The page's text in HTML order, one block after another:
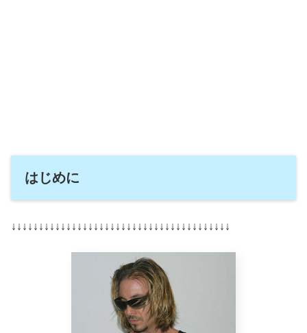
はじめに
↓↓↓↓↓↓↓↓↓↓↓↓↓↓↓↓↓↓↓↓↓↓↓↓↓↓↓↓↓↓↓↓↓↓↓↓↓↓↓↓